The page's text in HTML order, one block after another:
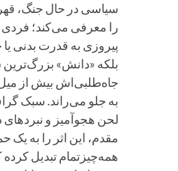
سیاسی در حال جنگ،
را معرفی می‌کند؛ فردی
پیروزی به قدرت بدنی یا
بلکه «دانش»
جاه‌طلبی‌اش بیش از میل
به جلو می‌راند. سبک
لحن هجوآمیز و
مقدم، این اثر را به
همه‌چیزتمام تبدیل